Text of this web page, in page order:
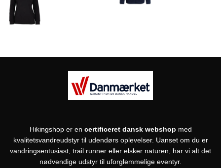
Hikingshop er en certificeret dansk webshop med
kvalitetsvandreudstyr til udendørs oplevelser. Uanset om du er
vandringsentusiast, trail runner eller elsker naturen, har vi alt det
nødvendige udstyr til uforglemmelige eventyr.